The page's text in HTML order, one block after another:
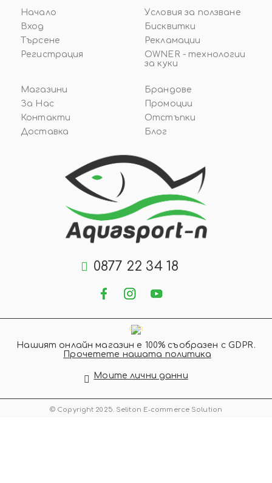
0877 22 34 18
Начало
Вход
Търсене
Регистрация
Условия за ползване
Бисквитки
Рекламации
OWNER - технологии
за куки
Магазини
За Нас
Контакти
Доставка
Брандове
Промоции
Отстъпки
Блог
GDPR
Нашият онлайн магазин е 100% съобразен с GDPR.
Прочетете нашата политика
Моите лични данни
© Copyright 2025. Seliton E-commerce Solution